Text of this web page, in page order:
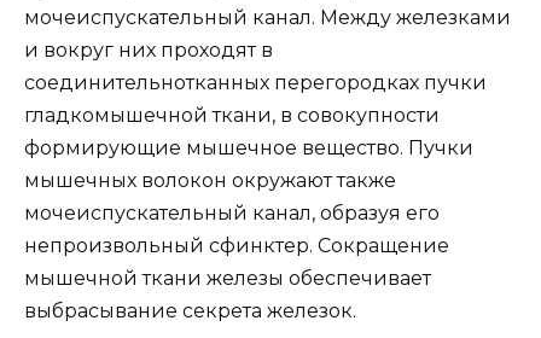
мочеиспускательный канал. Между железками
и вокруг них проходят в
соединительнотканных перегородках пучки
гладкомышечной ткани, в совокупности
формирующие мышечное вещество. Пучки
мышечных волокон окружают также
мочеиспускательный канал, образуя его
непроизвольный сфинктер. Сокращение
мышечной ткани железы обеспечивает
выбрасывание секрета железок.